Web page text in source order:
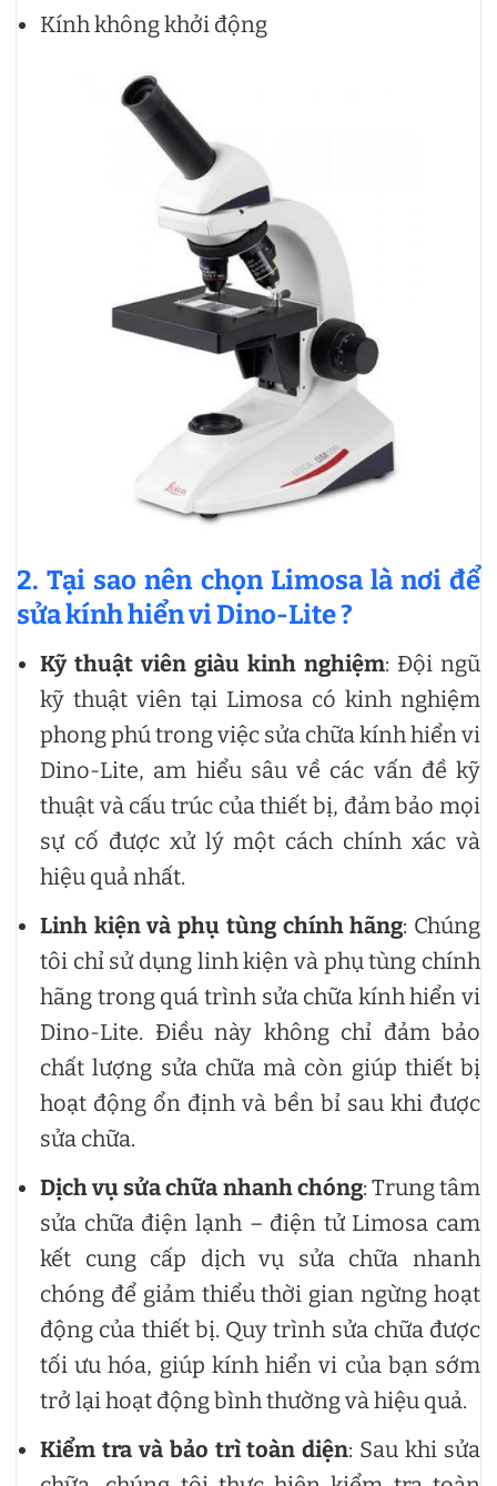
Kính không khởi động
2. Tại sao nên chọn Limosa là nơi để
sửa kính hiển vi Dino-Lite ?
Kỹ thuật viên giàu kinh nghiệm: Đội ngũ
kỹ thuật viên tại Limosa có kinh nghiệm
phong phú trong việc sửa chữa kính hiển vi
Dino-Lite, am hiểu sâu về các vấn đề kỹ
thuật và cấu trúc của thiết bị, đảm bảo mọi
sự cố được xử lý một cách chính xác và
hiệu quả nhất.
Linh kiện và phụ tùng chính hãng: Chúng
tôi chỉ sử dụng linh kiện và phụ tùng chính
hãng trong quá trình sửa chữa kính hiển vi
Dino-Lite. Điều này không chỉ đảm bảo
chất lượng sửa chữa mà còn giúp thiết bị
hoạt động ổn định và bền bỉ sau khi được
sửa chữa.
Dịch vụ sửa chữa nhanh chóng: Trung tâm
sửa chữa điện lạnh – điện tử Limosa cam
kết cung cấp dịch vụ sửa chữa nhanh
chóng để giảm thiểu thời gian ngừng hoạt
động của thiết bị. Quy trình sửa chữa được
tối ưu hóa, giúp kính hiển vi của bạn sớm
trở lại hoạt động bình thường và hiệu quả.
Kiểm tra và bảo trì toàn diện: Sau khi sửa